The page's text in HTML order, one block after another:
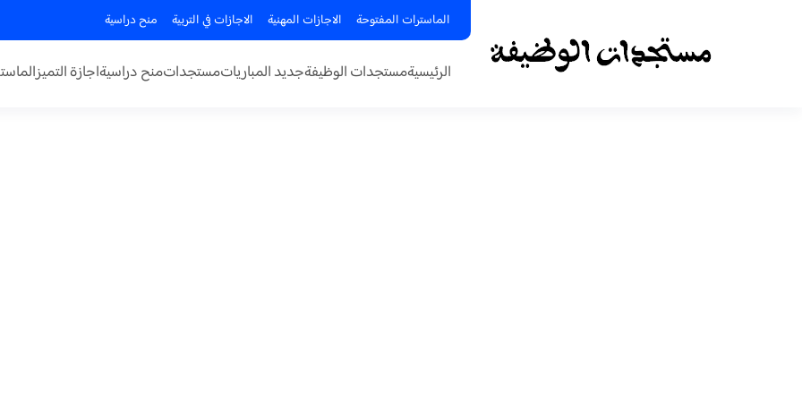
الماسترات المفتوحة الاجازات المهنية الاجازات في التربية منح دراسية
الرئيسيةمستجدات الوظيفةجديد المبارياتمستجداتمنح دراسيةاجازة التميز